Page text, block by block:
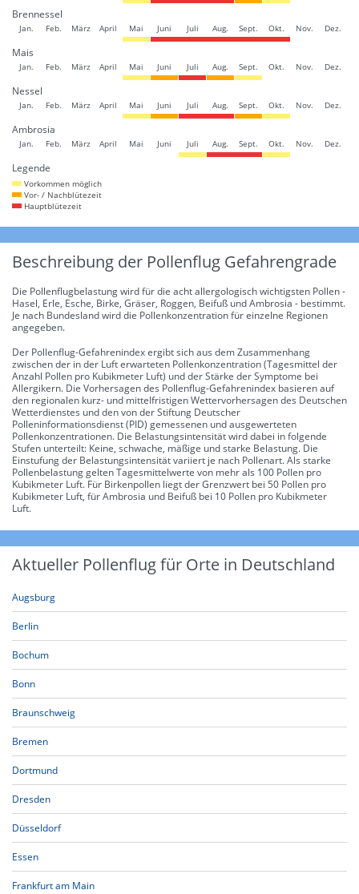
Brennessel
Jan. Feb. März April Mai Juni Juli Aug. Sept. Okt. Nov. Dez.
Mais
Jan. Feb. März April Mai Juni Juli Aug. Sept. Okt. Nov. Dez.
Nessel
Jan. Feb. März April Mai Juni Juli Aug. Sept. Okt. Nov. Dez.
Ambrosia
Jan. Feb. März April Mai Juni Juli Aug. Sept. Okt. Nov. Dez.
Legende
Vorkommen möglich
Vor- / Nachblütezeit
Hauptblütezeit
Beschreibung der Pollenflug Gefahrengrade
Die Pollenflugbelastung wird für die acht allergologisch wichtigsten Pollen -
Hasel, Erle, Esche, Birke, Gräser, Roggen, Beifuß und Ambrosia - bestimmt.
Je nach Bundesland wird die Pollenkonzentration für einzelne Regionen
angegeben.
Der Pollenflug-Gefahrenindex ergibt sich aus dem Zusammenhang
zwischen der in der Luft erwarteten Pollenkonzentration (Tagesmittel der
Anzahl Pollen pro Kubikmeter Luft) und der Stärke der Symptome bei
Allergikern. Die Vorhersagen des Pollenflug-Gefahrenindex basieren auf
den regionalen kurz- und mittelfristigen Wettervorhersagen des Deutschen
Wetterdienstes und den von der Stiftung Deutscher
Polleninformationsdienst (PID) gemessenen und ausgewerteten
Pollenkonzentrationen. Die Belastungsintensität wird dabei in folgende
Stufen unterteilt: Keine, schwache, mäßige und starke Belastung. Die
Einstufung der Belastungsintensität variiert je nach Pollenart. Als starke
Pollenbelastung gelten Tagesmittelwerte von mehr als 100 Pollen pro
Kubikmeter Luft. Für Birkenpollen liegt der Grenzwert bei 50 Pollen pro
Kubikmeter Luft, für Ambrosia und Beifuß bei 10 Pollen pro Kubikmeter
Luft.
Aktueller Pollenflug für Orte in Deutschland
Augsburg
Berlin
Bochum
Bonn
Braunschweig
Bremen
Dortmund
Dresden
Düsseldorf
Essen
Frankfurt am Main